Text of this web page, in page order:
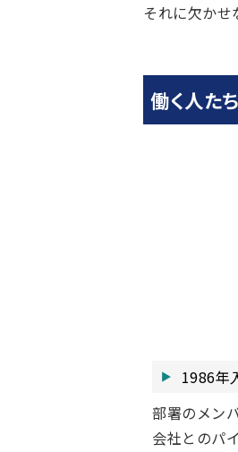
それに欠かせ
働く人た
1986年
部署のメン
会社とのパ